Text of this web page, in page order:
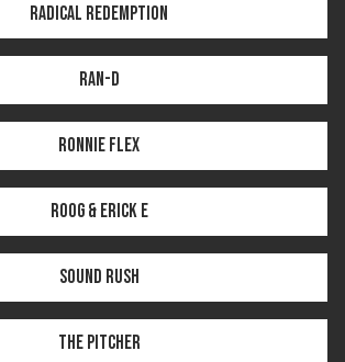
Radical Redemption
Ran-D
Ronnie Flex
Roog & Erick E
Sound Rush
The Pitcher